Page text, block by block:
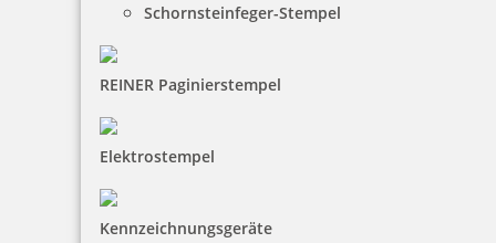
Schornsteinfeger-Stempel
REINER Paginierstempel
Elektrostempel
Kennzeichnungsgeräte
Jetzt gestalten